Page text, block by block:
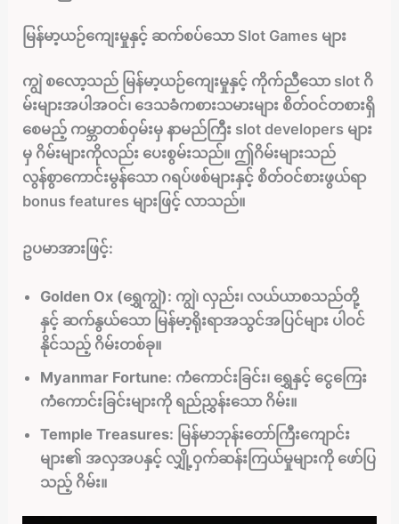
မြန်မာ့ယဉ်ကျေးမှုနှင့် ဆက်စပ်သော Slot Games များ
ကျွဲ စလော့သည် မြန်မာ့ယဉ်ကျေးမှုနှင့် ကိုက်ညီသော slot ဂိ
မ်းများအပါအဝင်၊ ဒေသခံကစားသမားများ စိတ်ဝင်တစားရှိ
စေမည့် ကမ္ဘာတစ်ဝှမ်းမှ နာမည်ကြီး slot developers များ
မှ ဂိမ်းများကိုလည်း ပေးစွမ်းသည်။ ဤဂိမ်းများသည်
လွန်စွာကောင်းမွန်သော ဂရပ်ဖစ်များနှင့် စိတ်ဝင်စားဖွယ်ရာ
bonus features များဖြင့် လာသည်။
ဥပမာအားဖြင့်:
Golden Ox (ရွှေကျွဲ): ကျွဲ၊ လှည်း၊ လယ်ယာစသည်တို့
နှင့် ဆက်နွယ်သော မြန်မာ့ရိုးရာအသွင်အပြင်များ ပါဝင်
နိုင်သည့် ဂိမ်းတစ်ခု။
Myanmar Fortune: ကံကောင်းခြင်း၊ ရွှေနှင့် ငွေကြေး
ကံကောင်းခြင်းများကို ရည်ညွှန်းသော ဂိမ်း။
Temple Treasures: မြန်မာဘုန်းတော်ကြီးကျောင်း
များ၏ အလှအပနှင့် လျှို့ဝှက်ဆန်းကြယ်မှုများကို ဖော်ပြ
သည့် ဂိမ်း။